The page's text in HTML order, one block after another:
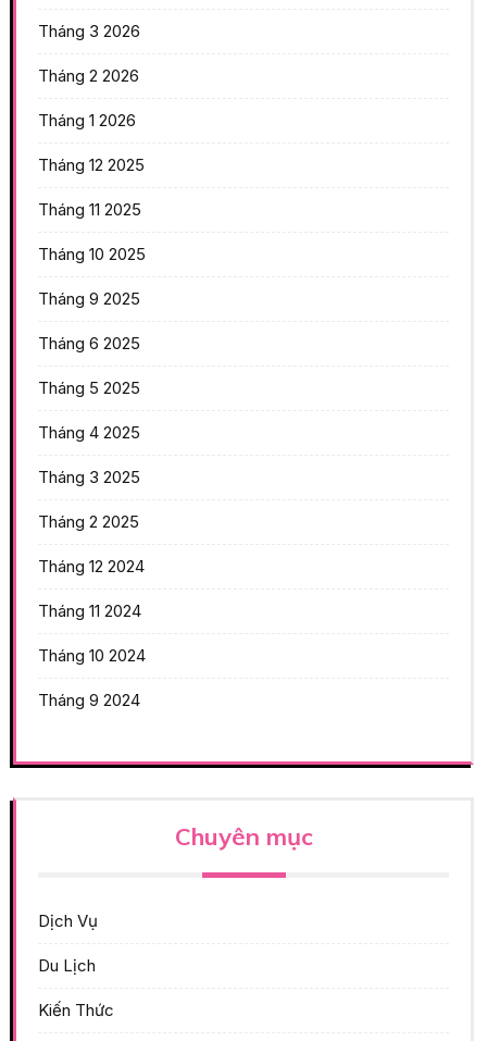
Tháng 3 2026
Tháng 2 2026
Tháng 1 2026
Tháng 12 2025
Tháng 11 2025
Tháng 10 2025
Tháng 9 2025
Tháng 6 2025
Tháng 5 2025
Tháng 4 2025
Tháng 3 2025
Tháng 2 2025
Tháng 12 2024
Tháng 11 2024
Tháng 10 2024
Tháng 9 2024
Chuyên mục
Dịch Vụ
Du Lịch
Kiến Thức